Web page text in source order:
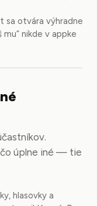
sa otvára výhradne
nikde v appke
úplne iné — tie
hlasovky a